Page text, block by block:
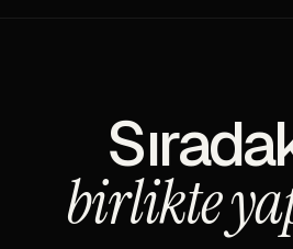
birlikte